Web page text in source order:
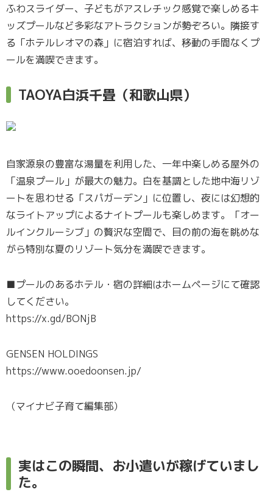
ふわスライダー、子どもがアスレチック感覚で楽しめるキ
ッズプールなど多彩なアトラクションが勢ぞろい。隣接す
る「ホテルレオマの森」に宿泊すれば、移動の手間なくプ
ールを満喫できます。
TAOYA白浜千畳（和歌山県）
自家源泉の豊富な湯量を利用した、一年中楽しめる屋外の
「温泉プール」が最大の魅力。白を基調とした地中海リゾ
ートを思わせる「スパガーデン」に位置し、夜には幻想的
なライトアップによるナイトプールも楽しめます。「オー
ルインクルーシブ」の贅沢な空間で、目の前の海を眺めな
がら特別な夏のリゾート気分を満喫できます。
■プールのあるホテル・宿の詳細はホームページにて確認
してください。
https://x.gd/BONjB
GENSEN HOLDINGS
https://www.ooedoonsen.jp/
（マイナビ子育て編集部）
実はこの瞬間、お小遣いが稼げていまし
た。